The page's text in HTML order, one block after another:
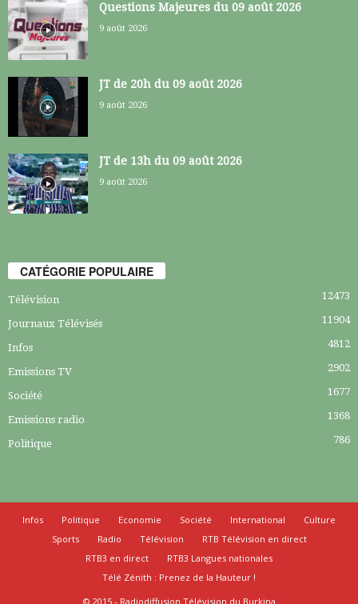
Questions Majeures du 09 août 2026
9 août 2026
JT de 20h du 09 août 2026
9 août 2026
JT de 13h du 09 août 2026
9 août 2026
CATÉGORIE POPULAIRE
Télévision 12473
Journaux Télévisés 11904
Infos 4812
Emissions TV 2902
Société 1677
Emissions radio 1368
Politique 786
Infos Politique Economie Société International
Culture
Sports
Radio Télévision
RTB Télévision en direct
RTB3 en direct
RTB3 Langues nationales
Télé Zénith : Prenez de la Hauteur !
© 2015 - Radiodiffusion Télévision du Burkina